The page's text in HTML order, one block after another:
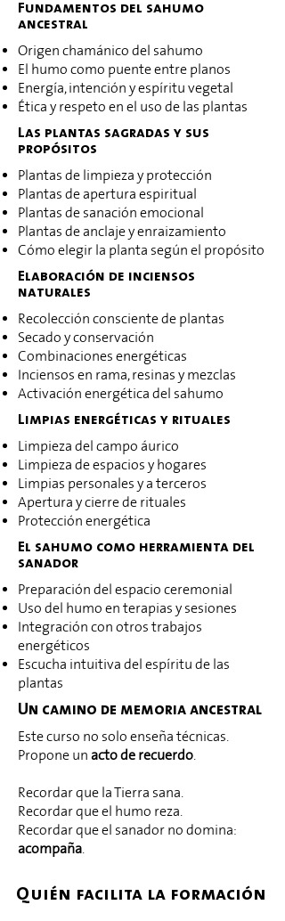
Fundamentos del sahumo
ancestral
Origen chamánico del sahumo
El humo como puente entre planos
Energía, intención y espíritu vegetal
Ética y respeto en el uso de las plantas
Las plantas sagradas y sus
propósitos
Plantas de limpieza y protección
Plantas de apertura espiritual
Plantas de sanación emocional
Plantas de anclaje y enraizamiento
Cómo elegir la planta según el propósito
Elaboración de inciensos
naturales
Recolección consciente de plantas
Secado y conservación
Combinaciones energéticas
Inciensos en rama, resinas y mezclas
Activación energética del sahumo
Limpias energéticas y rituales
Limpieza del campo áurico
Limpieza de espacios y hogares
Limpias personales y a terceros
Apertura y cierre de rituales
Protección energética
El sahumo como herramienta del
sanador
Preparación del espacio ceremonial
Uso del humo en terapias y sesiones
Integración con otros trabajos
energéticos
Escucha intuitiva del espíritu de las
plantas
Un camino de memoria ancestral
Este curso no solo enseña técnicas.
Propone un acto de recuerdo.
Recordar que la Tierra sana.
Recordar que el humo reza.
Recordar que el sanador no domina:
acompaña.
Quién facilita la formación